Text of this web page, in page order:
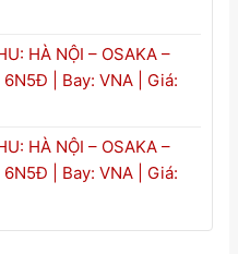
HÀ NỘI – OSAKA –
6N5Đ | Bay: VNA | Giá:
HÀ NỘI – OSAKA –
6N5Đ | Bay: VNA | Giá: